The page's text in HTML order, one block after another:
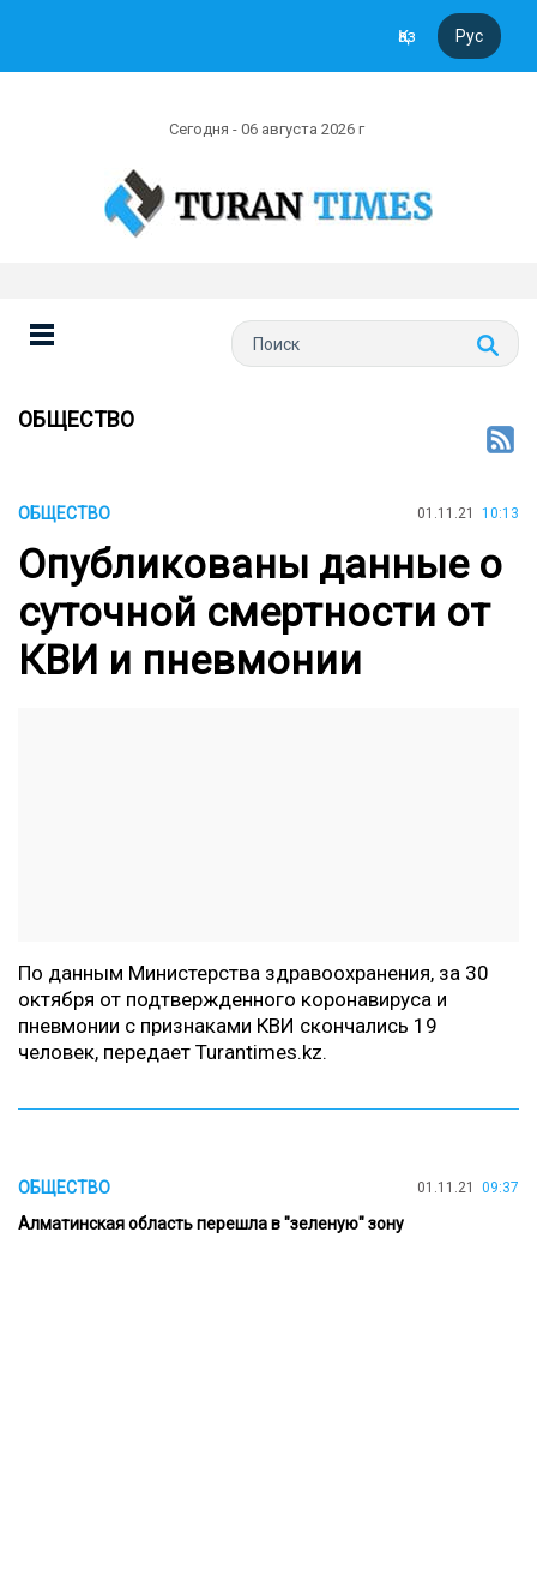
Қаз Рус
Сегодня - 06 августа 2026 г
ОБЩЕСТВО
ОБЩЕСТВО 01.11.21 10:13
Опубликованы данные о
суточной смертности от
КВИ и пневмонии
По данным Министерства здравоохранения, за 30
октября от подтвержденного коронавируса и
пневмонии с признаками КВИ скончались 19
человек, передает Turantimes.kz.
ОБЩЕСТВО 01.11.21 09:37
Алматинская область перешла в "зеленую" зону